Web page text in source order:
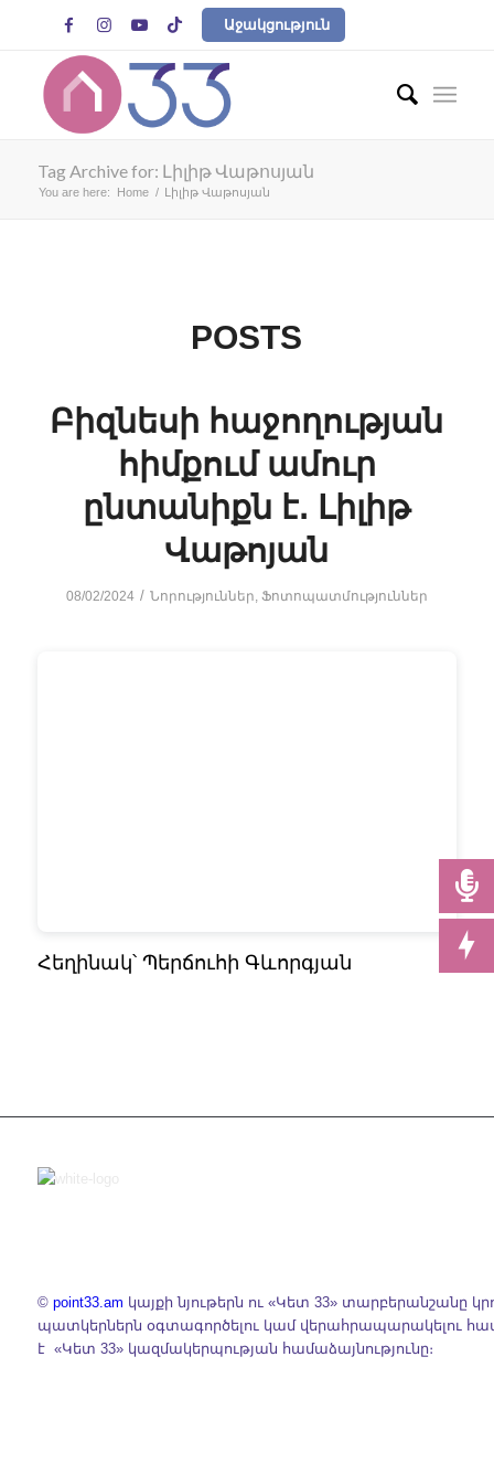
    Աջակցություն
Tag Archive for: Լիլիթ Վաթոսյան
You are here: Home / Լիլիթ Վաթոսյան
POSTS
Բիզնեսի հաջողության
հիմքում ամուր
ընտանիքն է․ Լիլիթ
Վաթոյան
08/02/2024 / Նորություններ, Ֆոտոպատմություններ
Հեղինակ՝ Պերճուհի Գևորգյան
© point33.am կայքի նյութերն ու «Կետ 33» տարբերանշանը
պատկերներն օգտագործելու կամ վերահրապարակելու
է «Կետ 33» կազմակերպության համաձայնությունը։